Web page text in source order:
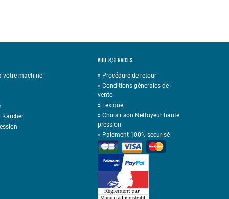
votre machine
Kärcher
AIDE & SERVICES
» Procédure de retour
» Conditions générales de
vente
» Lexique
» Choisir son Nettoyeur haute
pression
» Paiement 100% sécurisé